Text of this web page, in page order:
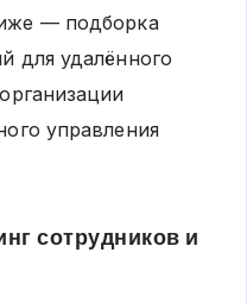
— подборка
для удалённого
управления
сотрудников и